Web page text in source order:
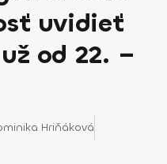
uvidieť
od 22. –
Hriňáková